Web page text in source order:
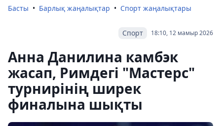
Басты Барлық жаңалықтар Спорт жаңалықтары
18:10, 12 мамыр 2026
Спорт
Анна Данилина камбэк
жасап, Римдегі "Мастерс"
турнирінің ширек
финалына шықты